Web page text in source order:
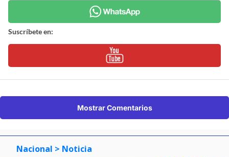
Suscríbete en:
Mostrar Comentarios
Nacional > Noticia